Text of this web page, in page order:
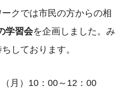
クでは市民の方からの相
学習会を企画しました。み
しております。
月）10：00～12：00